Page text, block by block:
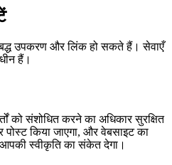
उपकरण और लिंक हो सकते हैं। सेवाएँ
हैं।
को संशोधित करने का अधिकार सुरक्षित
किया जाएगा, और वेबसाइट का
आपकी स्वीकृति का संकेत देगा।